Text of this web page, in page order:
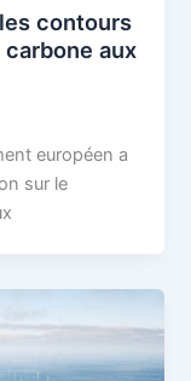
contours
carbone aux
européen a
sur le